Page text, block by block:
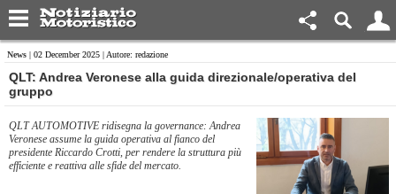
News | 02 December 2025 | Autore: redazione
​QLT: Andrea Veronese alla guida direzionale/operativa del
gruppo
QLT AUTOMOTIVE ridisegna la governance: Andrea
Veronese assume la guida operativa al fianco del
presidente Riccardo Crotti, per rendere la struttura più
efficiente e reattiva alle sfide del mercato.